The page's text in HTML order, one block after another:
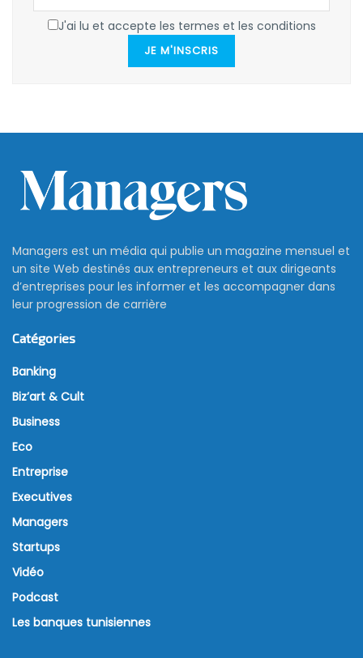
J'ai lu et accepte les termes et les conditions
JE M'INSCRIS
Managers est un média qui publie un magazine mensuel et
un site Web destinés aux entrepreneurs et aux dirigeants
d’entreprises pour les informer et les accompagner dans
leur progression de carrière
Catégories
Banking
Biz’art & Cult
Business
Eco
Entreprise
Executives
Managers
Startups
Vidéo
Podcast
Les banques tunisiennes